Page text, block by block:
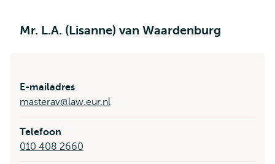
Mr. L.A. (Lisanne) van Waardenburg
E-mailadres
masterav@law.eur.nl
Telefoon
010 408 2660